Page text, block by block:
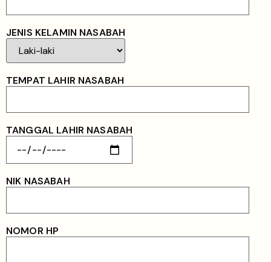
JENIS KELAMIN NASABAH
TEMPAT LAHIR NASABAH
TANGGAL LAHIR NASABAH
NIK NASABAH
NOMOR HP